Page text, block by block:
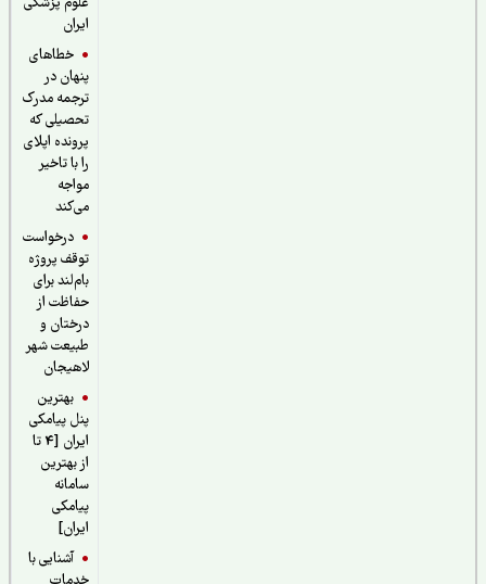
خطاهای
پنهان در
ترجمه مدرک
تحصیلی که
پرونده اپلای
را با تاخیر
درخواست
توقف پروژه
بام‌لند برای
حفاظت از
درختان و
طبیعت شهر
لاهیجان
بهترین
پنل پیامکی
ایران [4 تا
از بهترین
سامانه
پیامکی
آشنایی با